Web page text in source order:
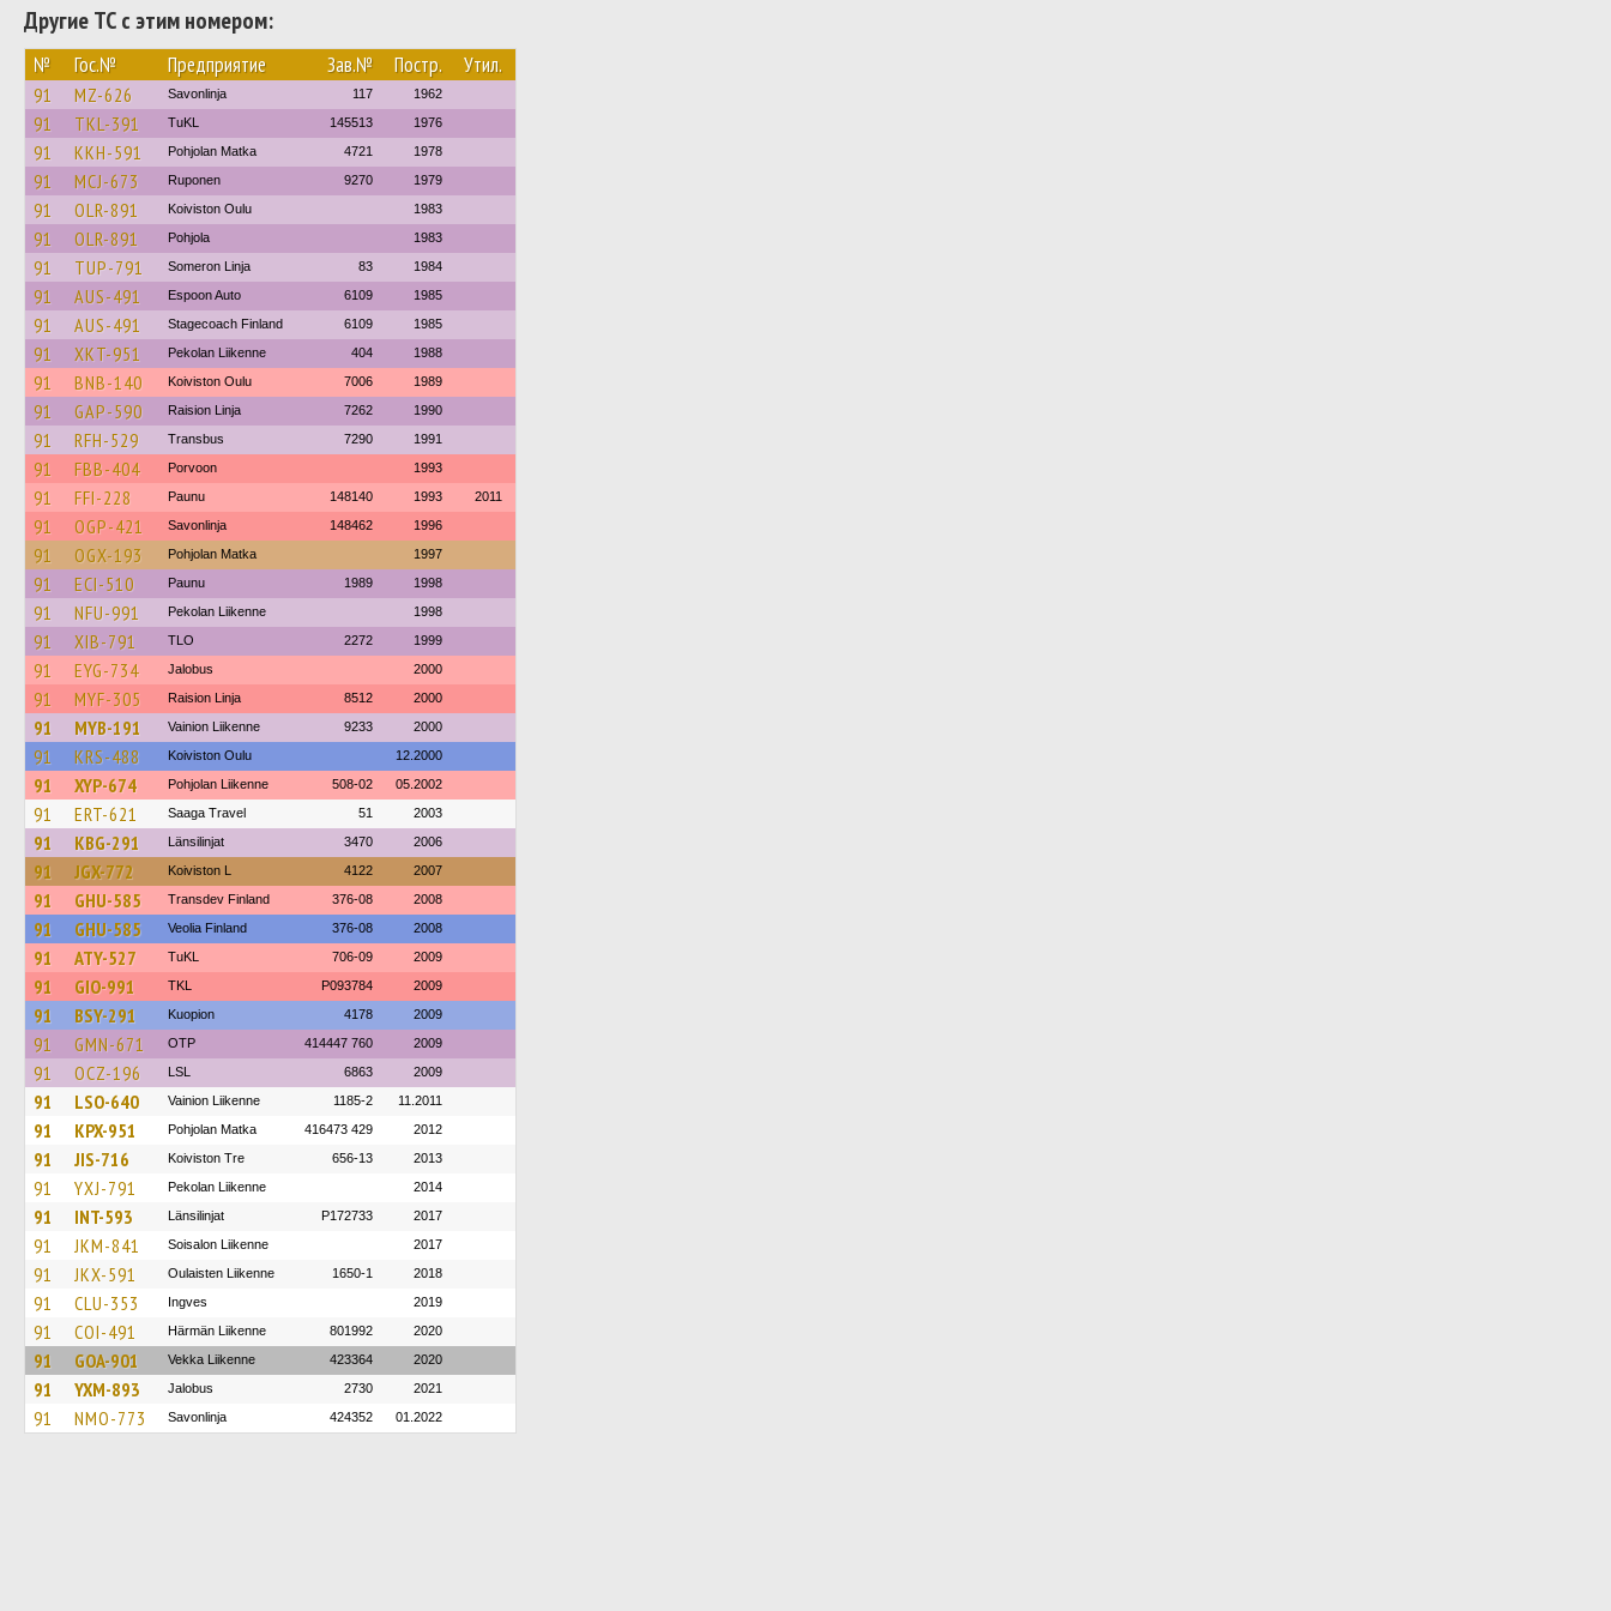
Другие ТС с этим номером:
№ Гос.№ Предприятие Зав.№ Постр. Утил.
91 MZ-626 Savonlinja 117 1962
91 TKL-391 TuKL 145513 1976
91 KKH-591 Pohjolan Matka 4721 1978
91 MCJ-673 Ruponen 9270 1979
91 OLR-891 Koiviston Oulu 1983
91 OLR-891 Pohjola 1983
91 TUP-791 Someron Linja 83 1984
91 AUS-491 Espoon Auto 6109 1985
91 AUS-491 Stagecoach Finland 6109 1985
91 XKT-951 Pekolan Liikenne 404 1988
91 BNB-140 Koiviston Oulu 7006 1989
91 GAP-590 Raision Linja 7262 1990
91 RFH-529 Transbus 7290 1991
91 FBB-404 Porvoon 1993
91 FFI-228 Paunu 148140 1993 2011
91 OGP-421 Savonlinja 148462 1996
91 OGX-193 Pohjolan Matka 1997
91 ECI-510 Paunu 1989 1998
91 NFU-991 Pekolan Liikenne 1998
91 XIB-791 TLO 2272 1999
91 EYG-734 Jalobus 2000
91 MYF-305 Raision Linja 8512 2000
91 MYB-191 Vainion Liikenne 9233 2000
91 KRS-488 Koiviston Oulu 12.2000
91 XYP-674 Pohjolan Liikenne 508-02 05.2002
91 ERT-621 Saaga Travel 51 2003
91 KBG-291 Länsilinjat 3470 2006
91 JGX-772 Koiviston L 4122 2007
91 GHU-585 Transdev Finland 376-08 2008
91 GHU-585 Veolia Finland 376-08 2008
91 ATY-527 TuKL 706-09 2009
91 GIO-991 TKL P093784 2009
91 BSY-291 Kuopion 4178 2009
91 GMN-671 OTP 414447 760 2009
91 OCZ-196 LSL 6863 2009
91 LSO-640 Vainion Liikenne 1185-2 11.2011
91 KPX-951 Pohjolan Matka 416473 429 2012
91 JIS-716 Koiviston Tre 656-13 2013
91 YXJ-791 Pekolan Liikenne 2014
91 INT-593 Länsilinjat P172733 2017
91 JKM-841 Soisalon Liikenne 2017
91 JKX-591 Oulaisten Liikenne 1650-1 2018
91 CLU-353 Ingves 2019
91 COI-491 Härmän Liikenne 801992 2020
91 GOA-901 Vekka Liikenne 423364 2020
91 YXM-893 Jalobus 2730 2021
91 NMO-773 Savonlinja 424352 01.2022